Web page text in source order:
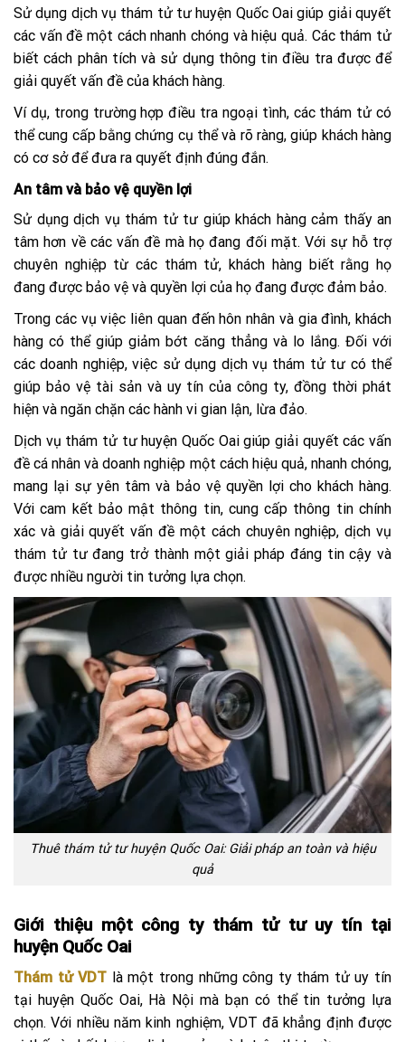
Sử dụng dịch vụ thám tử tư huyện Quốc Oai giúp giải quyết
các vấn đề một cách nhanh chóng và hiệu quả. Các thám tử
biết cách phân tích và sử dụng thông tin điều tra được để
giải quyết vấn đề của khách hàng.
Ví dụ, trong trường hợp điều tra ngoại tình, các thám tử có
thể cung cấp bằng chứng cụ thể và rõ ràng, giúp khách hàng
có cơ sở để đưa ra quyết định đúng đắn.
An tâm và bảo vệ quyền lợi
Sử dụng dịch vụ thám tử tư giúp khách hàng cảm thấy an
tâm hơn về các vấn đề mà họ đang đối mặt. Với sự hỗ trợ
chuyên nghiệp từ các thám tử, khách hàng biết rằng họ
đang được bảo vệ và quyền lợi của họ đang được đảm bảo.
Trong các vụ việc liên quan đến hôn nhân và gia đình, khách
hàng có thể giúp giảm bớt căng thẳng và lo lắng. Đối với
các doanh nghiệp, việc sử dụng dịch vụ thám tử tư có thể
giúp bảo vệ tài sản và uy tín của công ty, đồng thời phát
hiện và ngăn chặn các hành vi gian lận, lừa đảo.
Dịch vụ thám tử tư huyện Quốc Oai giúp giải quyết các vấn
đề cá nhân và doanh nghiệp một cách hiệu quả, nhanh chóng,
mang lại sự yên tâm và bảo vệ quyền lợi cho khách hàng.
Với cam kết bảo mật thông tin, cung cấp thông tin chính
xác và giải quyết vấn đề một cách chuyên nghiệp, dịch vụ
thám tử tư đang trở thành một giải pháp đáng tin cậy và
được nhiều người tin tưởng lựa chọn.
Thuê thám tử tư huyện Quốc Oai: Giải pháp an toàn và hiệu
quả
Giới thiệu một công ty thám tử tư uy tín tại
huyện Quốc Oai
Thám tử VDT là một trong những công ty thám tử uy tín
tại huyện Quốc Oai, Hà Nội mà bạn có thể tin tưởng lựa
chọn. Với nhiều năm kinh nghiệm, VDT đã khẳng định được